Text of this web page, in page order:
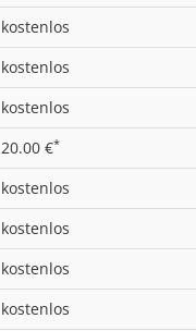
kostenlos
kostenlos
kostenlos
20.00 €*
kostenlos
kostenlos
kostenlos
kostenlos